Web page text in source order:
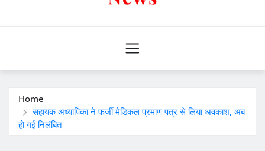
Home
सहायक अध्यापिका ने फर्जी मेडिकल प्रमाण पत्र से लिया अवकाश, अब
हो गई निलंबित